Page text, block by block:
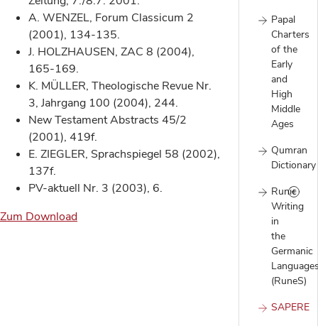
Papal
Charters
of the
Early
and
High
Middle
Ages
Qumran
Dictionary
Runic
Writing
in
the
Germanic
(RuneS)
SAPERE
A. WENZEL, Forum Classicum 2
(2001), 134-135.
J. HOLZHAUSEN, ZAC 8 (2004),
165-169.
K. MÜLLER, Theologische Revue Nr.
3, Jahrgang 100 (2004), 244.
New Testament Abstracts 45/2
(2001), 419f.
E. ZIEGLER, Sprachspiegel 58 (2002),
137f.
PV-aktuell Nr. 3 (2003), 6.
Zum Download